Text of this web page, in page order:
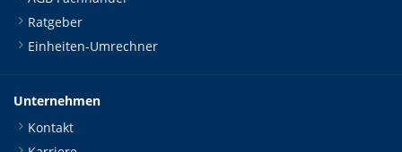
Ratgeber
Einheiten-Umrechner
Unternehmen
Kontakt